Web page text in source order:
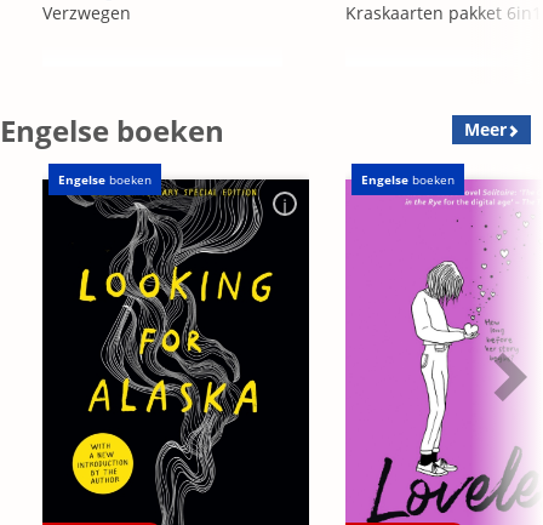
Verzwegen Kraskaarten pakket 6in1
Engelse boeken Meer
Engelse boeken Engelse boeken